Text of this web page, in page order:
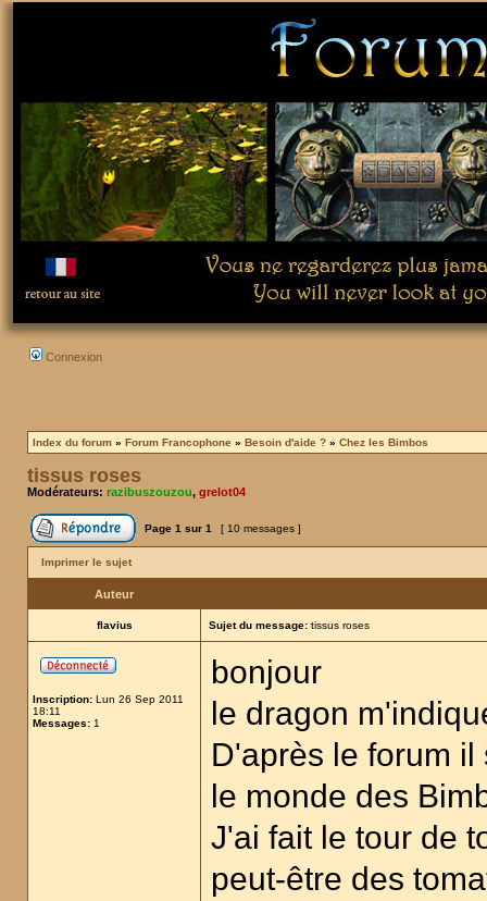
Connexion
Index du forum » Forum Francophone » Besoin d'aide ? » Chez les Bimbos
tissus roses
Modérateurs: razibuszouzou, grelot04
Page 1 sur 1 [ 10 messages ]
Imprimer le sujet
Auteur
flavius Sujet du message: tissus roses
Inscription: Lun 26 Sep 2011
18:11
Messages: 1
bonjour
le dragon
D'après le forum
le monde des
J'ai fait le tour de
peut-être des